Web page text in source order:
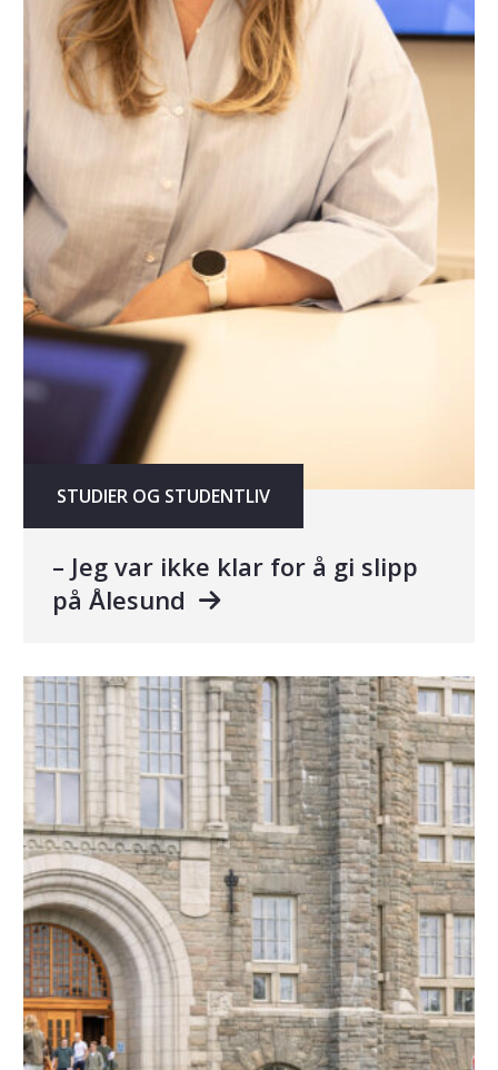
STUDIER OG STUDENTLIV
– Jeg var ikke klar for å gi slipp
på Ålesund